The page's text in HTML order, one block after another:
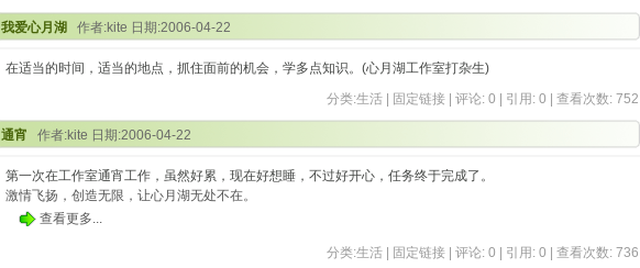
我爱心月湖 作者:kite 日期:2006-04-22
在适当的时间，适当的地点，抓住面前的机会，学多点知识。(心月湖工作室打杂生)
分类:生活 固定链接 评论: 0 引用: 0 | 查看次数: 752
通宵 作者:kite 日期:2006-04-22
第一次在工作室通宵工作，虽然好累，现在好想睡，不过好开心，任务终于完成了。
激情飞扬，创造无限，让心月湖无处不在。
查看更多...
分类:生活 固定链接 评论: 0 引用: 0 | 查看次数: 736